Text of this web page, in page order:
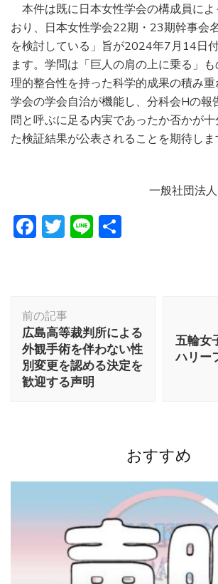
本件は既に日本女性学会の構成員によ
おり、日本女性学会22期・23期幹事会
を検討している」旨が2024年7月14日
ます。学問は「巨人の肩の上に乗る」
理的整合性を持った科学的成果の積み
学会の学会自治が機能し、分科会Hの報
問と呼ぶに足る内実であったか否かが
た検証結果が公表されることを期待しま
一般社団法
Facebook
Twitter
Line
稿
ナ
ビ
ゲ
前の記事
広島高等裁判所による
外観手術を伴わない性
別変更を認める決定を
歓迎する声明
五輪女
ハリー
おすすめ